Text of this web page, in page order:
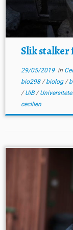
Slik stalker
29/05/2019in
bio298/biolog/
/UiB/
cecilien